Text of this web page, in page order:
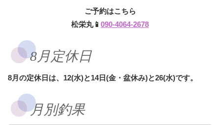
ご予約はこちら
松栄丸📱 090-4064-2678
8月定休日
8月の定休日は、12(水)と14日(金・盆休み)と26(水)です。
月別釣果